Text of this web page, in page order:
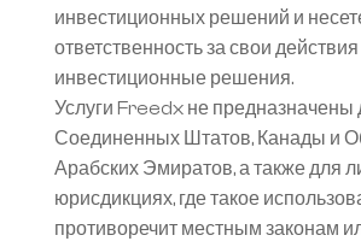
инвестиционных решений и
ответственность за свои действия
инвестиционные решения.
Услуги Freedx не предназначены
Соединенных Штатов, Канады и
Арабских Эмиратов, а также для
юрисдикциях, где такое
противоречит местным законам